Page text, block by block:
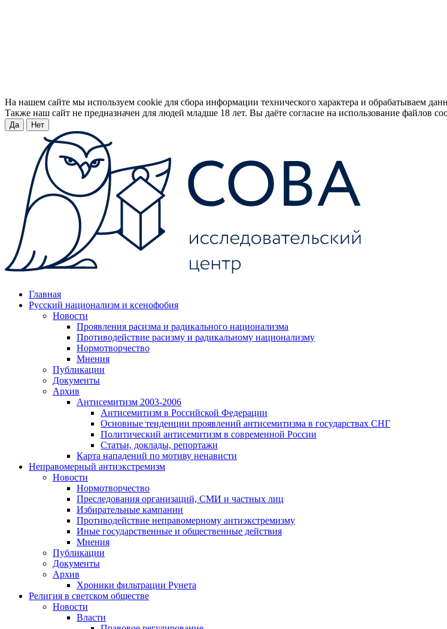
На нашем сайте мы используем cookie для сбора информации технического характера и обрабатываем
Также наш сайт не предназначен для людей младше 18 лет. Вы даёте согласие на использование файлов
Да Нет
Главная
Русский национализм и ксенофобия
Новости
Проявления расизма и радикального национализма
Противодействие расизму и радикальному национализму
Нормотворчество
Мнения
Публикации
Документы
Архив
Антисемитизм 2003-2006
Антисемитизм в Российской Федерации
Основные тенденции проявлений антисемитизма в государствах СНГ
Политический антисемитизм в современной России
Статьи, доклады, репортажи
Карта нападений по мотиву ненависти
Неправомерный антиэкстремизм
Новости
Нормотворчество
Преследования организаций, СМИ и частных лиц
Избирательные кампании
Противодействие неправомерному антиэкстремизму
Иные государственные и общественные действия
Мнения
Публикации
Документы
Архив
Хроники фильтрации Рунета
Религия в светском обществе
Новости
Власти